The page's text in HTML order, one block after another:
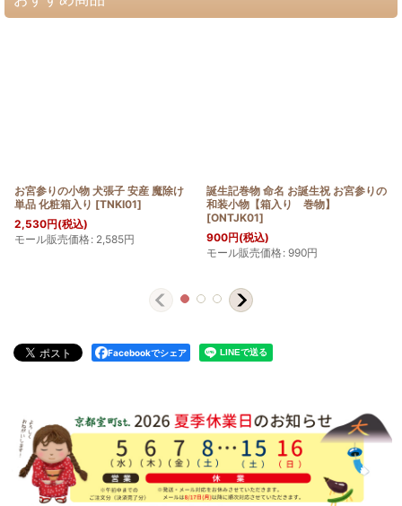
お宮参りの小物 犬張子 安産 魔除け
単品 化粧箱入り [TNKI01]
2,530円(税込)
モール販売価格: 2,585円
誕生記巻物 命名 お誕生祝 お宮参りの
和装小物【箱入り 巻物】
[ONTJK01]
900円(税込)
モール販売価格: 990円
Facebookでシェア